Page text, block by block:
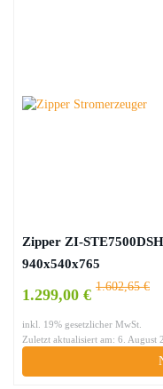
Zipper ZI-
940x540x765
1.299,00 € 1.602,65 €
inkl. 19% gesetzlicher MwSt.
Zuletzt aktualisiert am: 6. August